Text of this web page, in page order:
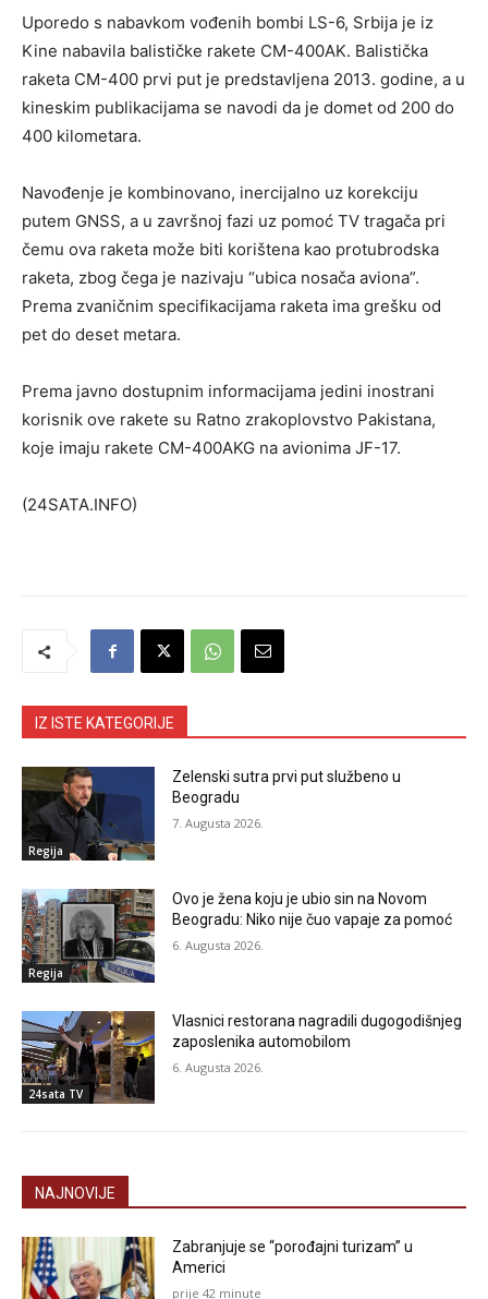
Uporedo s nabavkom vođenih bombi LS-6, Srbija je iz
Kine nabavila balističke rakete CM-400AK. Balistička
raketa CM-400 prvi put je predstavljena 2013. godine, a u
kineskim publikacijama se navodi da je domet od 200 do
400 kilometara.
Navođenje je kombinovano, inercijalno uz korekciju
putem GNSS, a u završnoj fazi uz pomoć TV tragača pri
čemu ova raketa može biti korištena kao protubrodska
raketa, zbog čega je nazivaju “ubica nosača aviona”.
Prema zvaničnim specifikacijama raketa ima grešku od
pet do deset metara.
Prema javno dostupnim informacijama jedini inostrani
korisnik ove rakete su Ratno zrakoplovstvo Pakistana,
koje imaju rakete CM-400AKG na avionima JF-17.
(24SATA.INFO)
IZ ISTE KATEGORIJE
Regija
Zelenski sutra prvi put službeno u
Beogradu
7. Augusta 2026.
Regija
Ovo je žena koju je ubio sin na Novom
Beogradu: Niko nije čuo vapaje za pomoć
6. Augusta 2026.
24sata TV
Vlasnici restorana nagradili dugogodišnjeg
zaposlenika automobilom
6. Augusta 2026.
NAJNOVIJE
Zabranjuje se “porođajni turizam” u
Americi
prije 42 minute